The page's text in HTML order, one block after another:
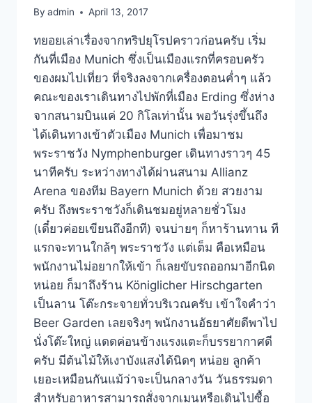
By admin April 13, 2017
ทยอยเล่าเรื่องจากทริปยุโรปคราวก่อนครับ เริ่ม
กันที่เมือง Munich ซึ่งเป็นเมืองแรกที่ครอบครัว
ของผมไปเที่ยว ที่จริงลงจากเครื่องตอนค่ำๆ แล้ว
คณะของเราเดินทางไปพักที่เมือง Erding ซึ่งห่าง
จากสนามบินแค่ 20 กิโลเท่านั้น พอวันรุ่งขึ้นถึง
ได้เดินทางเข้าตัวเมือง Munich เพื่อมาชม
พระราชวัง Nymphenburger เดินทางราวๆ 45
นาทีครับ ระหว่างทางได้ผ่านสนาม Allianz
Arena ของทีม Bayern Munich ด้วย สวยงาม
ครับ ถึงพระราชวังก็เดินชมอยู่หลายชั่วโมง
(เดี๋ยวค่อยเขียนถึงอีกที) จนบ่ายๆ ก็หาร้านทาน ที
แรกจะทานใกล้ๆ พระราชวัง แต่เต็ม คือเหมือน
พนักงานไม่อยากให้เข้า ก็เลยขับรถออกมาอีกนิด
หน่อย ก็มาถึงร้าน Königlicher Hirschgarten
เป็นลาน โต๊ะกระจายทั่วบริเวณครับ เข้าใจคำว่า
Beer Garden เลยจริงๆ พนักงานอัธยาศัยดีพาไป
นั่งโต๊ะใหญ่ แดดค่อนข้างแรงแตะก็บรรยากาศดี
ครับ มีต้นไม้ให้เงาบังแสงได้นิดๆ หน่อย ลูกค้า
เยอะเหมือนกันแม้ว่าจะเป็นกลางวัน วันธรรมดา
สำหรับอาหารสามารถสั่งจากเมนูหรือเดินไปซื้อ